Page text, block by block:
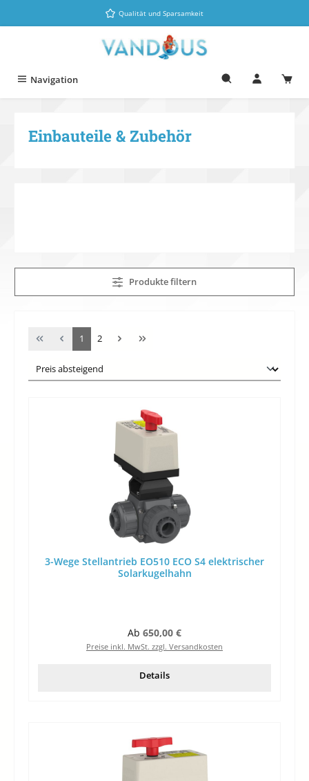
Zum Hauptinhalt springenQualität und Sparsamkeit
Navigation
Einbauteile & Zubehör
Produkte filtern
Seite
1 Seite
2
3-Wege Stellantrieb EO510 ECO S4 elektrischer
Solarkugelhahn
Regulärer Preis:
Ab 650,00 €
Preise inkl. MwSt. zzgl. Versandkosten
Details